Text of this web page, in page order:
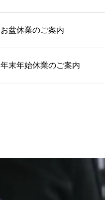
お盆休業のご案内
年末年始休業のご案内